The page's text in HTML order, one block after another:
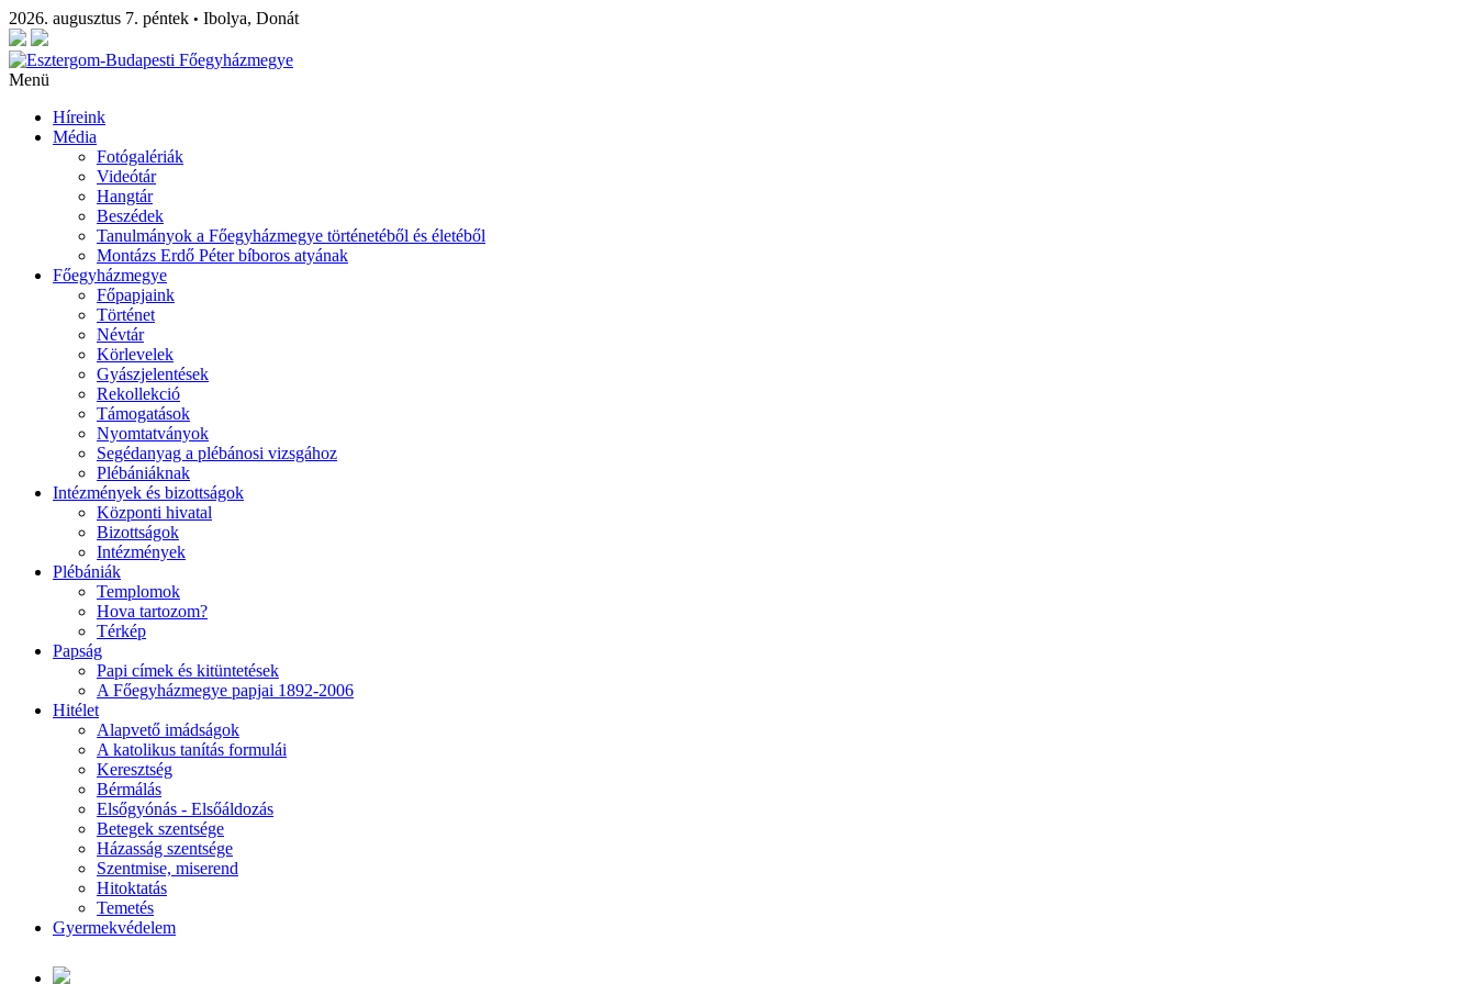
2026. augusztus 7. péntek • Ibolya, Donát
Menü
Híreink
Média
Fotógalériák
Videótár
Hangtár
Beszédek
Tanulmányok a Főegyházmegye történetéből és életéből
Montázs Erdő Péter bíboros atyának
Főegyházmegye
Főpapjaink
Történet
Névtár
Körlevelek
Gyászjelentések
Rekollekció
Támogatások
Nyomtatványok
Segédanyag a plébánosi vizsgához
Plébániáknak
Intézmények és bizottságok
Központi hivatal
Bizottságok
Intézmények
Plébániák
Templomok
Hova tartozom?
Térkép
Papság
Papi címek és kitüntetések
A Főegyházmegye papjai 1892-2006
Hitélet
Alapvető imádságok
A katolikus tanítás formulái
Keresztség
Bérmálás
Elsőgyónás - Elsőáldozás
Betegek szentsége
Házasság szentsége
Szentmise, miserend
Hitoktatás
Temetés
Gyermekvédelem